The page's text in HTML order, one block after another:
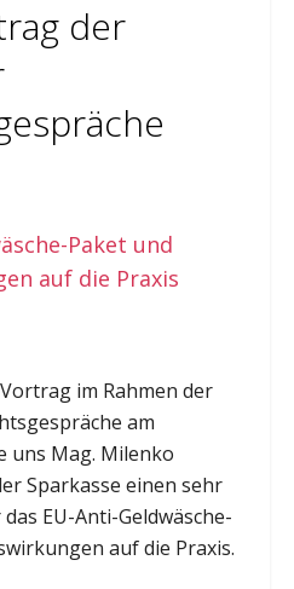
der
Paket und
auf die Praxis
im Rahmen der
am
uns Mag. Milenko
Sparkasse einen sehr
das EU-Anti-Geldwäsche-
auf die Praxis.